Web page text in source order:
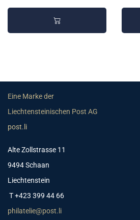
Eine Marke der
Liechtensteinischen Post AG
post.li
Alte Zollstrasse 11
9494 Schaan
Liechtenstein
T +423 399 44 66
philatelie@post.li